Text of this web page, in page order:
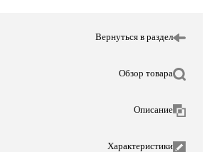
Вернуться в раздел
Обзор товара
Описание
Характеристики